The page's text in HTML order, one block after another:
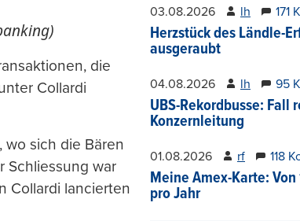
die
Collardi
, wo sich die Bären
Schliessung war
Collardi lancierten
03.08.2026 lh 171
Herzstück des Ländle-
ausgeraubt
04.08.2026 lh 95
UBS-Rekordbusse: Fall
Konzernleitung
01.08.2026 rf 118
Meine Amex-Karte:
pro Jahr